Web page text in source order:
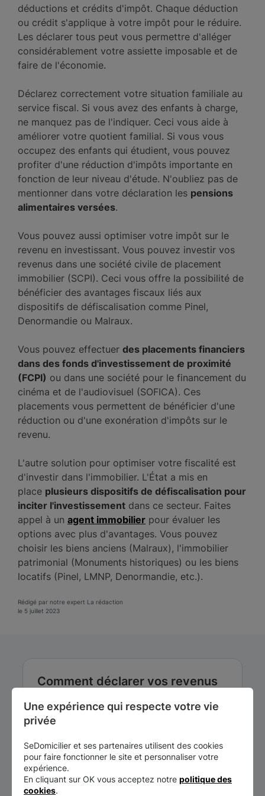
déductions et crédits d'impôt. Chaque déduction
ou crédit s'applique à votre impôt pour le réduire.
Les déclarer tous peut vous permettre d'alléger
considérablement votre assiette imposable et de
faire de l'économie.
Déclarez correctement votre situation familiale au
service fiscal. Si vous avez des enfants à charge,
ne manquez pas de l'indiquer. Ceci vous aide à
améliorer votre quotient familial. Si vous vous
occupez des enfants qui étudient, vous pouvez
profiter d'une réduction d'impôts importante en
fonction de leur niveau d'étude. N'oubliez pas de
mentionner dans votre déclaration les pensions
alimentaires versées.
Vous pouvez aussi optimiser votre impôt sur le
revenu en investissant. Vous pouvez investir vos
revenus dans une société civile de placement
immobilier (SCPI). Ceci vous offre la possibilité de
bénéficier des avantages fiscaux liés aux
dispositifs de défiscalisation comme Pinel,
Denormandie ou Malraux.
Vous pouvez effectuer des placements financiers
dans des fonds d'investissement de proximité
(FCPI) ou dans une société pour le financement du
cinéma et de l'audiovisuel (SOFICA). Ces
placements vous permettent de bénéficier d'une
réduction ou d'une exonération d'impôts sur le
revenu.
L'autre solution pour optimiser votre fiscalité est
d'investir dans l'immobilier. L'État a mis en
place plusieurs dispositifs de défiscalisation pour
inciter l'investissement dans ce secteur. Faites
appel à un agent immobilier pour évaluer les
options avec plus d'avantages. Vous pouvez
choisir les biens anciens (Malraux), l'immobilier
patrimonial (Monuments historiques) ou les biens
locatifs (Pinel, LMNP, Denormandie, etc.).
Rédigé par notre expert La rédaction
le 5 juillet 2023
Comment déclarer vos revenus
Vous avez la possibilité de déclarer vos
impots.gouv.fr pour, connectez-vous à
votre espace personnel pour accéder à la
déclaration préremplie.
Une expérience qui respecte votre vie
privée
SeDomicilier et ses partenaires utilisent des cookies
pour faire fonctionner le site et personnaliser votre
expérience.
En cliquant sur OK vous acceptez notre politique des
cookies.